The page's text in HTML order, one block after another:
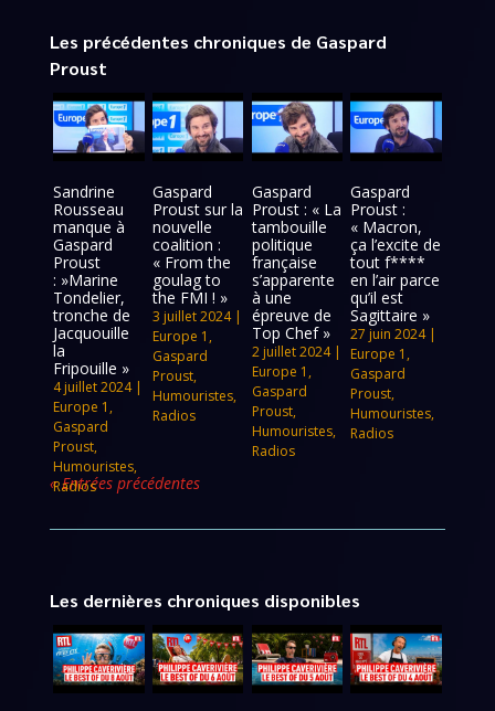
Les précédentes chroniques de Gaspard
Proust
Sandrine
Rousseau
manque à
Gaspard
Proust
: »Marine
Tondelier,
tronche de
Jacquouille
la
Fripouille »
4 juillet 2024|
Europe 1 ,
Gaspard
Proust,
Humouristes,
Radios
Gaspard
Proust sur la
nouvelle
coalition :
« From the
goulag to
the FMI ! »
3 juillet 2024|
Europe 1 ,
Gaspard
Proust,
Humouristes,
Radios
Gaspard
Proust : « La
tambouille
politique
française
s’apparente
à une
épreuve de
Top Chef »
2 juillet 2024|
Europe 1 ,
Gaspard
Proust,
Humouristes,
Radios
Gaspard
Proust :
« Macron,
ça l’excite de
tout f****
en l’air parce
qu’il est
Sagittaire »
27 juin 2024|
Europe 1 ,
Gaspard
Proust,
Humouristes,
Radios
« Entrées précédentes
Les dernières chroniques disponibles